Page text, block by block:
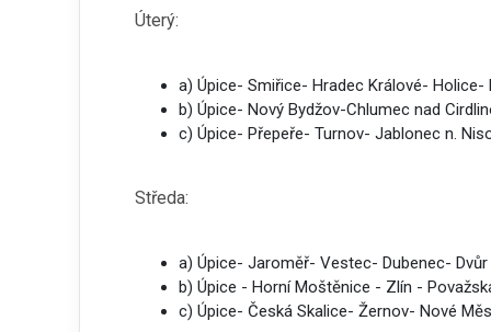
Úterý:
a) Úpice- Smiřice- Hradec Králové-
b) Úpice- Nový Bydžov-Chlumec nad
c) Úpice- Přepeře- Turnov- Jablonec n.
Středa:
a) Úpice- Jaroměř- Vestec- Dubenec-
b) Úpice - Horní Moštěnice - Zlín -
c) Úpice- Česká Skalice- Žernov- Nové